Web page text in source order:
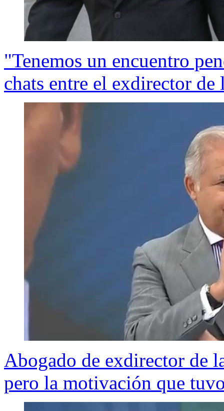
"Tenemos un encuentro
chats entre el exdirector
Abogado de exdirector de
pero la motivación que